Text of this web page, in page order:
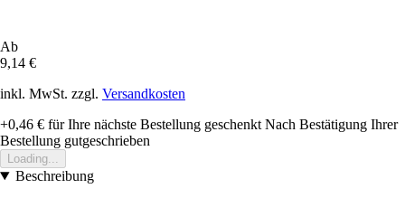
Ab
9,14 €
inkl. MwSt. zzgl. Versandkosten
+0,46 € für Ihre nächste Bestellung geschenkt Nach Bestätigung Ihrer
Bestellung gutgeschrieben
Loading...
Beschreibung